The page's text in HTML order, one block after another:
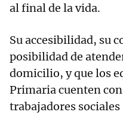
al final de la vida.
Su accesibilidad, su
posibilidad de
domicilio, y que los
Primaria cuenten
trabajadores